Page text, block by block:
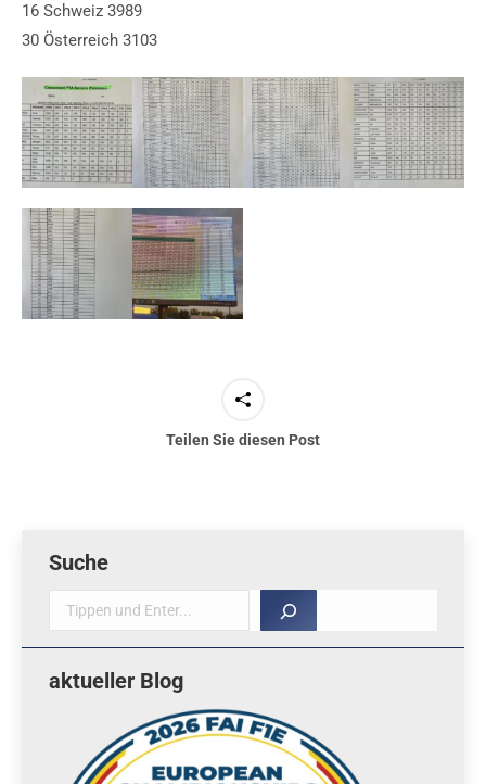
16 Schweiz 3989
30 Österreich 3103
Teilen Sie diesen Post
Suche
Suche
aktueller Blog